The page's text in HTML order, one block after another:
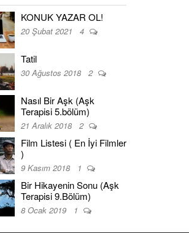
KONUK YAZAR OL!
20 Şubat 2021 4
Tatil
30 Ağustos 2018 2
Nasıl Bir Aşk (Aşk
Terapisi 5.bölüm)
21 Aralık 2018 2
Film Listesi ( En İyi Filmler
)
9 Kasım 2018 1
Bir Hikayenin Sonu (Aşk
Terapisi 9.Bölüm)
8 Ocak 2019 1